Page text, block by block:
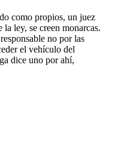
como propios, un juez
la ley, se creen monarcas.
no por las
el vehículo del
dice uno por ahí,